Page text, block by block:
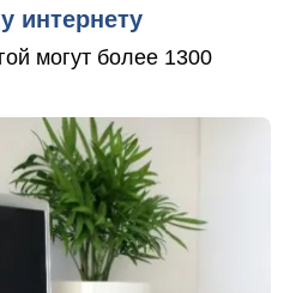
интернету
могут более 1300